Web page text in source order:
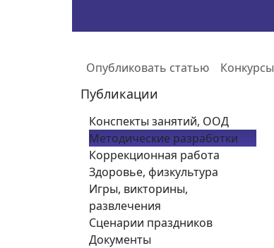
Опубликовать статью Конкурсы
Публикации
Конспекты занятий, ООД
Методические разработки
Коррекционная работа
Здоровье, физкультура
Игры, викторины,
развлечения
Сценарии праздников
Документы